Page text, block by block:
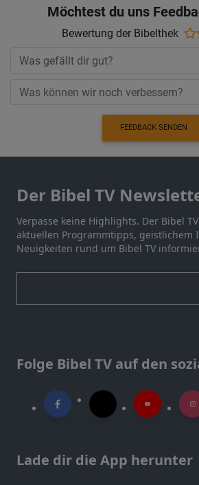
Möchtest du uns
Bewertung der Bibelthek
FEEDBACK SENDEN
Der Bibel TV
Verpasse keine Highlights. Der Bibel
aktuellen Programmtipps, geistlichem
Neuigkeiten rund um Bibel TV
Folge Bibel TV auf den
Lade dir die App herunter